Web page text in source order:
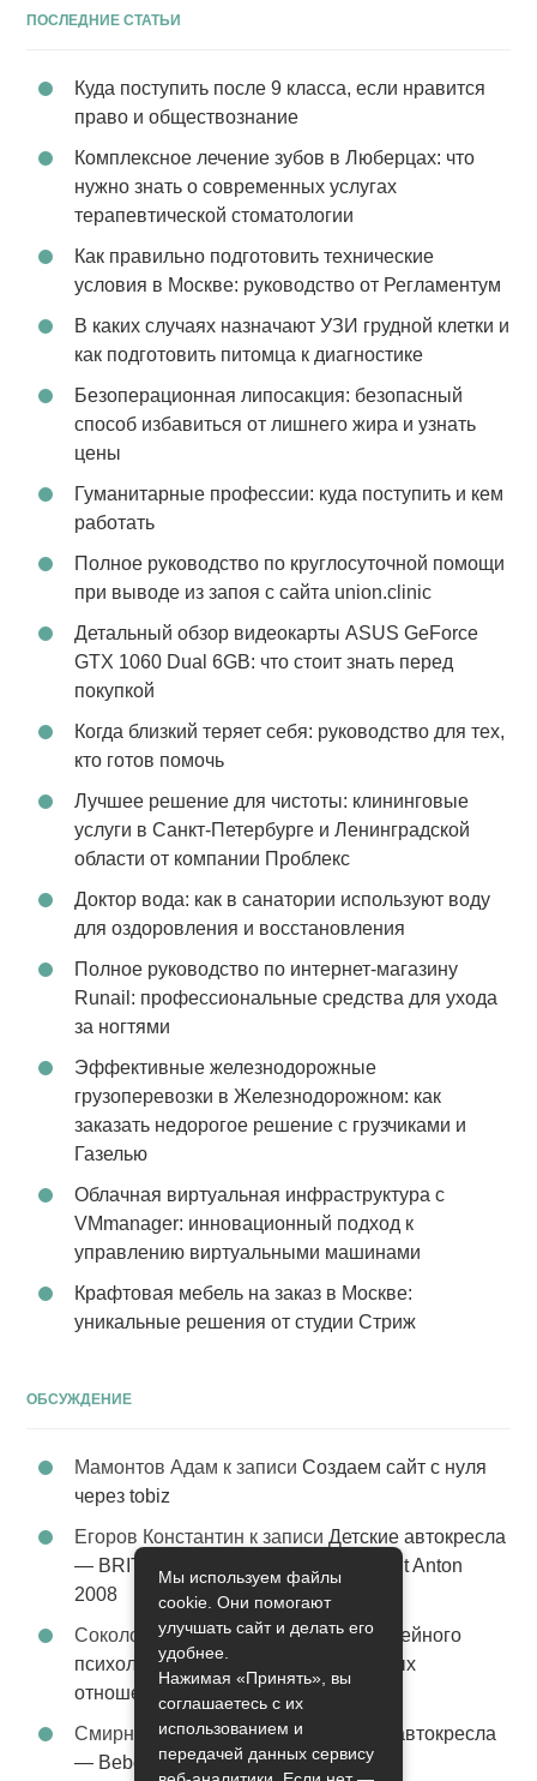
ПОСЛЕДНИЕ СТАТЬИ
Куда поступить после 9 класса, если нравится
право и обществознание
Комплексное лечение зубов в Люберцах: что
нужно знать о современных услугах
терапевтической стоматологии
Как правильно подготовить технические
условия в Москве: руководство от Регламентум
В каких случаях назначают УЗИ грудной клетки и
как подготовить питомца к диагностике
Безоперационная липосакция: безопасный
способ избавиться от лишнего жира и узнать
цены
Гуманитарные профессии: куда поступить и кем
работать
Полное руководство по круглосуточной помощи
при выводе из запоя с сайта union.clinic
Детальный обзор видеокарты ASUS GeForce
GTX 1060 Dual 6GB: что стоит знать перед
покупкой
Когда близкий теряет себя: руководство для тех,
кто готов помочь
Лучшее решение для чистоты: клининговые
услуги в Санкт-Петербурге и Ленинградской
области от компании Проблекс
Доктор вода: как в санатории используют воду
для оздоровления и восстановления
Полное руководство по интернет-магазину
Runail: профессиональные средства для ухода
за ногтями
Эффективные железнодорожные
грузоперевозки в Железнодорожном: как
заказать недорогое решение с грузчиками и
Газелью
Облачная виртуальная инфраструктура с
VMmanager: инновационный подход к
управлению виртуальными машинами
Крафтовая мебель на заказ в Москве:
уникальные решения от студии Стриж
ОБСУЖДЕНИЕ
Мамонтов Адам к записиСоздаем сайт с нуля
через tobiz
Егоров Константин к записиДетские автокресла
— BRITAX Evolva 1-2-3 (1-2-3) цвет St Anton
2008
Соколова Эльзак записиУслуги семейного
психолога – стабильность в семейных
отношениях
Смирнова Грацияк записи
Детские автокресла
— Bebe Confort Moby цвет Orange
Мы используем файлы
cookie. Они помогают
улучшать сайт и делать его
удобнее.
Нажимая «Принять», вы
соглашаетесь с их
использованием и
передачей данных сервису